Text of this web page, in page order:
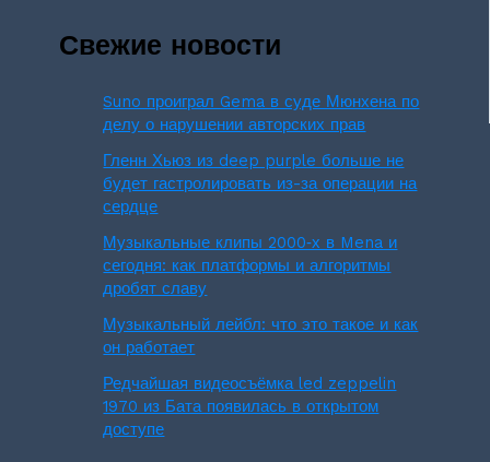
Свежие новости
Suno проиграл Gema в суде Мюнхена по
делу о нарушении авторских прав
Гленн Хьюз из deep purple больше не
будет гастролировать из-за операции на
сердце
Музыкальные клипы 2000‑х в Mena и
сегодня: как платформы и алгоритмы
дробят славу
Музыкальный лейбл: что это такое и как
он работает
Редчайшая видеосъёмка led zeppelin
1970 из Бата появилась в открытом
доступе